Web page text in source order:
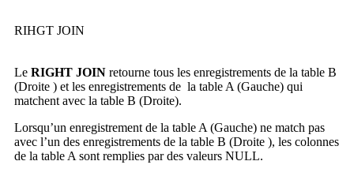
RIHGT JOIN
Le RIGHT JOIN retourne tous les enregistrements de la table B
(Droite ) et les enregistrements de la table A (Gauche) qui
matchent avec la table B (Droite).
Lorsqu’un enregistrement de la table A (Gauche) ne match pas
avec l’un des enregistrements de la table B (Droite ), les colonnes
de la table A sont remplies par des valeurs NULL.